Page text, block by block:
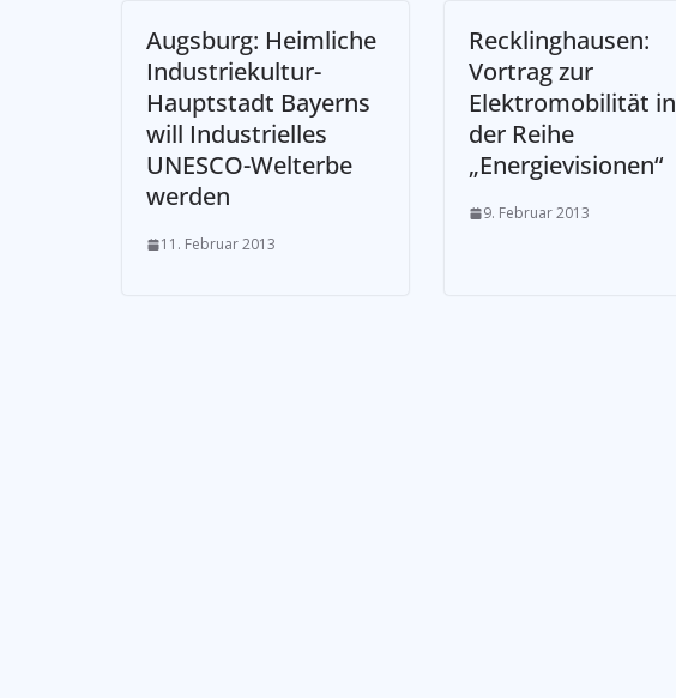
Augsburg: Heimliche
Industriekultur-
Hauptstadt Bayerns
will Industrielles
UNESCO-Welterbe
werden
11. Februar 2013
Recklinghausen:
Vortrag zur
Elektromobilität in
der Reihe
„Energievisionen“
9. Februar 2013